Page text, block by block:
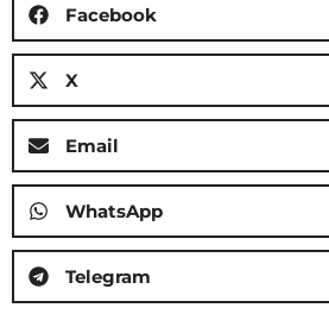
Facebook
X
Email
WhatsApp
Telegram